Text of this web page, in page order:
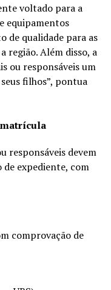
voltado para a
equipamentos
de qualidade para as
região. Além disso, a
ou responsáveis um
filhos”, pontua
responsáveis devem
de expediente, com
comprovação de